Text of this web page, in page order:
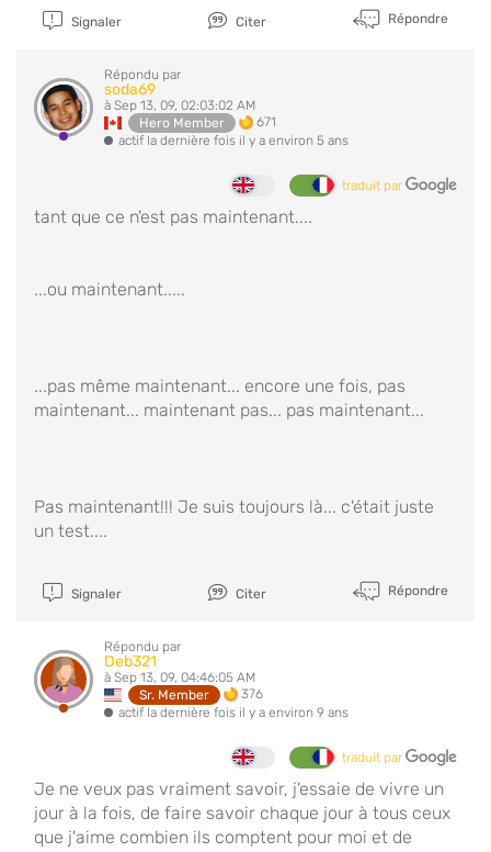
Signaler Citer Répondre
Répondu par
soda69
à Sep 13, 09, 02:03:02 AM
Hero Member
671
actif la dernière fois il y a environ 5 ans
traduit par
tant que ce n'est pas maintenant....
...ou maintenant.....
...pas même maintenant... encore une fois, pas
maintenant... maintenant pas... pas maintenant...
Pas maintenant!!! Je suis toujours là... c'était juste
un test....
Signaler Citer Répondre
Répondu par
Deb321
à Sep 13, 09, 04:46:05 AM
Sr. Member
376
actif la dernière fois il y a environ 9 ans
traduit par
Je ne veux pas vraiment savoir, j'essaie de vivre un
jour à la fois, de faire savoir chaque jour à tous ceux
que j'aime combien ils comptent pour moi et de